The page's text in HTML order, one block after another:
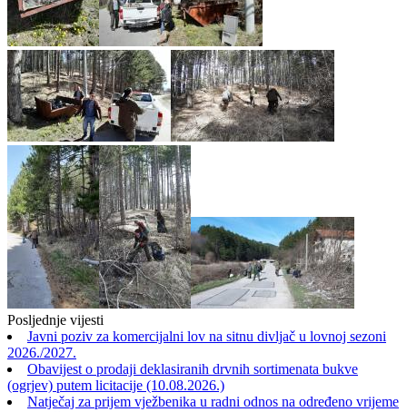
Posljednje vijesti
Javni poziv za komercijalni lov na sitnu divljač u lovnoj sezoni
2026./2027.
Obavijest o prodaji deklasiranih drvnih sortimenata bukve
(ogrjev) putem licitacije (10.08.2026.)
Natječaj za prijem vježbenika u radni odnos na određeno vrijeme